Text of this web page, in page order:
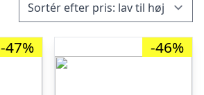
-47% -46%